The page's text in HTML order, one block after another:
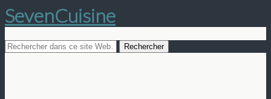
SevenCuisine